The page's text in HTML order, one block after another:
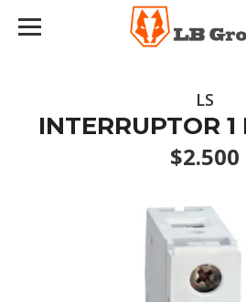
LS
INTERRUPTOR
$2.500